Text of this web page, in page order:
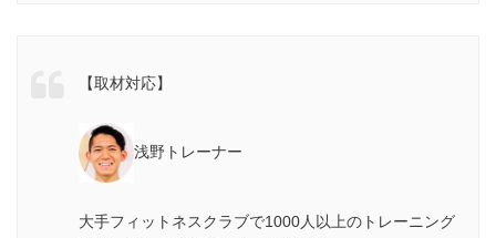
【取材対応】
浅野トレーナー
大手フィットネスクラブで1000人以上のトレーニング